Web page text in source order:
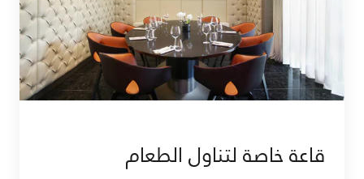
قاعة خاصة لتناول الطعام